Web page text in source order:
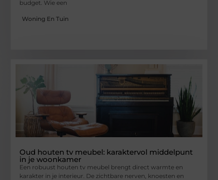
budget. Wie een
Woning En Tuin
Oud houten tv meubel: karaktervol middelpunt
in je woonkamer
Een robuust houten tv meubel brengt direct warmte en
karakter in je interieur. De zichtbare nerven, knoesten en